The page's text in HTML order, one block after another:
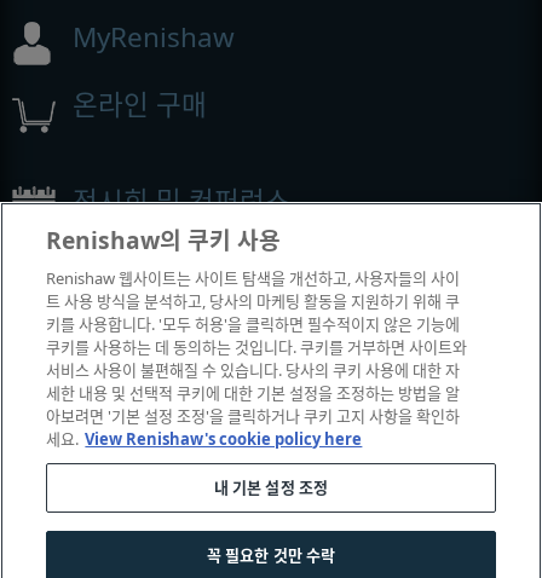
MyRenishaw
온라인 구매
전시회 및 컨퍼런스
© 2001-2026 Renishaw plc. All rights reserved.
고객 상담 | | |
|
Renishaw의 쿠키 사용
Renishaw 웹사이트는 사이트 탐색을 개선하고, 사용자들의 사이
트 사용 방식을 분석하고, 당사의 마케팅 활동을 지원하기 위해 쿠
키를 사용합니다. '모두 허용'을 클릭하면 필수적이지 않은 기능에
쿠키를 사용하는 데 동의하는 것입니다. 쿠키를 거부하면 사이트와
서비스 사용이 불편해질 수 있습니다. 당사의 쿠키 사용에 대한 자
세한 내용 및 선택적 쿠키에 대한 기본 설정을 조정하는 방법을 알
아보려면 '기본 설정 조정'을 클릭하거나 쿠키 고지 사항을 확인하
세요. View Renishaw's cookie policy here
내 기본 설정 조정
꼭 필요한 것만 수락